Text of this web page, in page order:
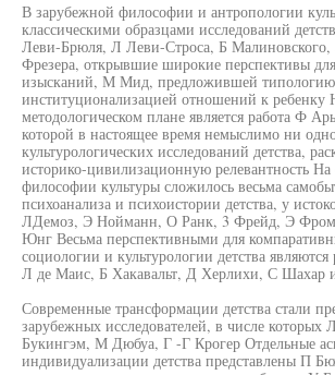
В зарубежной философии и антропологии
классическими образцами исследований
Леви-Брюля, Л Леви-Строса, Б
Фрезера, открывшие широкие перспективы
изысканий, М Мид, предложившей типологию
институционализацией отношений к ребенку
методологическом плане является работа Ф
которой в настоящее время немыслимо ни
культурологических исследований детства,
историко-цивилизационную релевантность
философии культуры сложилось весьма
психоанализа и психоистории детства, у
ЛДемоз, Э Нойманн, О Ранк, 3 Фрейд, Э
Юнг Весьма перспективными для
социологии и культурологии детства
Л де Маис, Б Хакавальт, Д Херлихи, С Шахар
Современные трансформации детства стали
зарубежных исследователей, в числе
Букингэм, М Дюбуа, Г -Г Крогер Отдельные
индивидуализации детства представлены П